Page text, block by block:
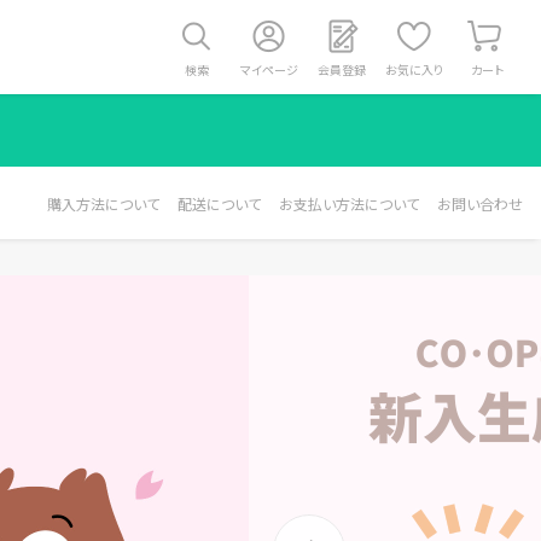
検索 マイページ 会員登録 お気に入り カート
購入方法について 配送について お支払い方法について お問い合わせ